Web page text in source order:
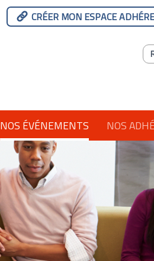
CRÉER MON ESPACE
NOS ÉVÉNEMENTS NOS